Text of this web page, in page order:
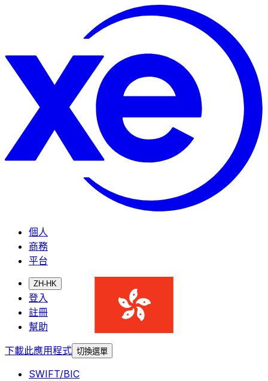
個人
商務
平台
ZH-HK
登入
註冊
幫助
下載此應用程式 切換選單
SWIFT/BIC